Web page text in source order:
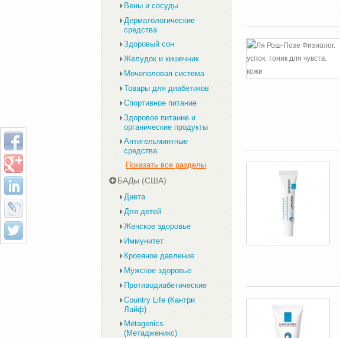
Вены и сосуды
Дерматологические
средства
Здоровый сон
Желудок и кишечник
Мочеполовая система
Товары для диабетиков
Спортивное питание
Здоровое питание и
органические продукты
Антигельминтные
средства
Показать все разделы
БАДы (США)
Диета
Для детей
Женское здоровье
Иммунитет
Кровяное давление
Мужское здоровье
Противодиабетические
Country Life (Кантри
Лайф)
Metagenics
(Метадженикс)